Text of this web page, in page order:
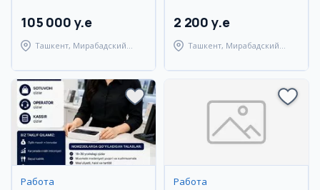
105 000 y.e
Ташкент, Мирабадский
2 200 y.e
Ташкент, Мирабадский
Работа Работа